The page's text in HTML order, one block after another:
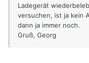
Ladegerät
versuchen, ist ja kein
dann ja immer noch.
Gruß, Georg